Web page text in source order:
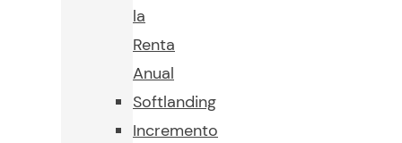
la
Renta
Anual
Softlanding
Incremento